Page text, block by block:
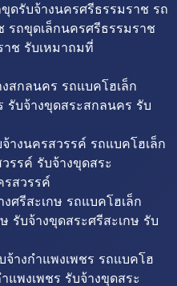
ดรับจ้างนครศรีธรรมราช รถ
รถขุดเล็กนครศรีธรรมราช
ช รับเหมาถมที่
สกลนคร รถแบคโฮเล็ก
รับจ้างขุดสระสกลนคร รับ
างนครสวรรค์ รถแบคโฮเล็ก
รรค์ รับจ้างขุดสระ
สวรรค์
ศรีสะเกษ รถแบคโฮเล็ก
รับจ้างขุดสระศรีสะเกษ รับ
างกำแพงเพชร รถแบคโฮ
แพงเพชร รับจ้างขุดสระ